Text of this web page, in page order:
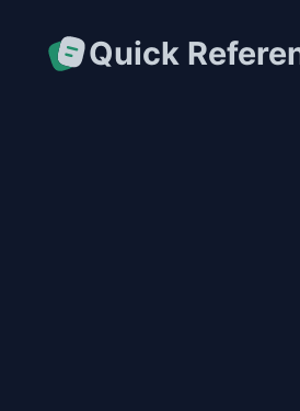
Quick